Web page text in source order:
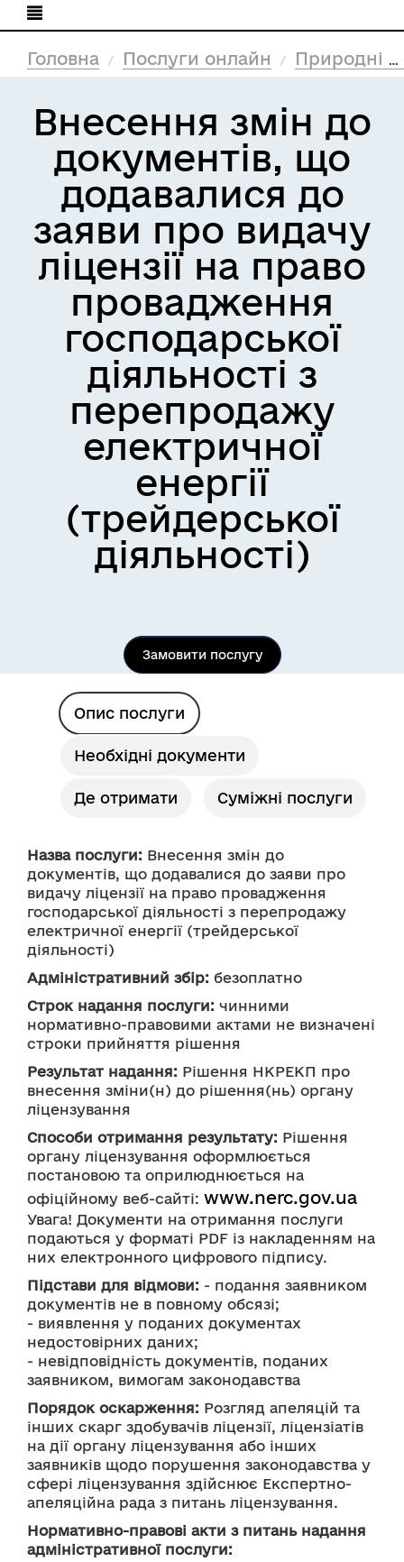
Головна Послуги онлайн Природні ресурси та екологія
Внесення змін до
документів, що
додавалися до
заяви про видачу
ліцензії на право
провадження
господарської
діяльності з
перепродажу
електричної
енергії
(трейдерської
діяльності)
Замовити послугу
Опис послуги
Необхідні документи
Де отримати Суміжні послуги
Назва послуги: Внесення змін до
документів, що додавалися до заяви про
видачу ліцензії на право провадження
господарської діяльності з перепродажу
електричної енергії (трейдерської
діяльності)
Адміністративний збір: безоплатно
Строк надання послуги: чинними
нормативно-правовими актами не визначені
строки прийняття рішення
Результат надання: Рішення НКРЕКП про
внесення зміни(н) до рішення(нь) органу
ліцензування
Способи отримання результату: Рішення
органу ліцензування оформлюється
постановою та оприлюднюється на
офіційному веб-сайті: www.nerc.gov.ua
Увага! Документи на отримання послуги
подаються у форматі PDF із накладенням на
них електронного цифрового підпису.
Підстави для відмови: - подання заявником
документів не в повному обсязі;
- виявлення у поданих документах
недостовірних даних;
- невідповідність документів, поданих
заявником, вимогам законодавства
Порядок оскарження: Розгляд апеляцій та
інших скарг здобувачів ліцензії, ліцензіатів
на дії органу ліцензування або інших
заявників щодо порушення законодавства у
сфері ліцензування здійснює Експертно-
апеляційна рада з питань ліцензування.
Нормативно-правові акти з питань надання
адміністративної послуги: